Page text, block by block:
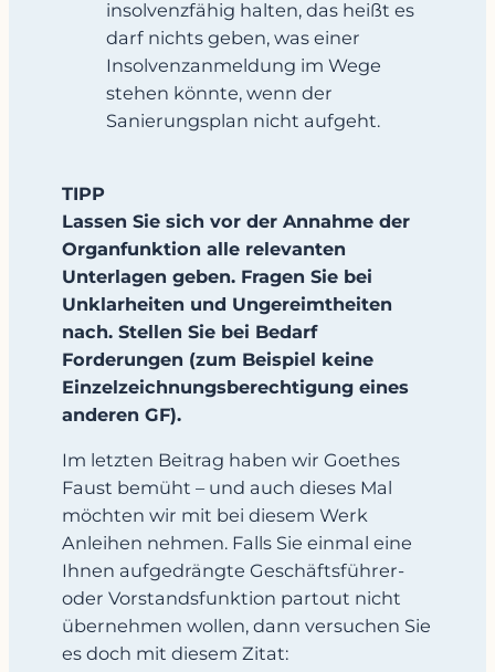
insolvenzfähig halten, das heißt es
darf nichts geben, was einer
Insolvenzanmeldung im Wege
stehen könnte, wenn der
Sanierungsplan nicht aufgeht.
TIPP
Lassen Sie sich vor der Annahme der
Organfunktion alle relevanten
Unterlagen geben. Fragen Sie bei
Unklarheiten und Ungereimtheiten
nach. Stellen Sie bei Bedarf
Forderungen (zum Beispiel keine
Einzelzeichnungsberechtigung eines
anderen GF).
Im letzten Beitrag haben wir Goethes
Faust bemüht – und auch dieses Mal
möchten wir mit bei diesem Werk
Anleihen nehmen. Falls Sie einmal eine
Ihnen aufgedrängte Geschäftsführer-
oder Vorstandsfunktion partout nicht
übernehmen wollen, dann versuchen Sie
es doch mit diesem Zitat: